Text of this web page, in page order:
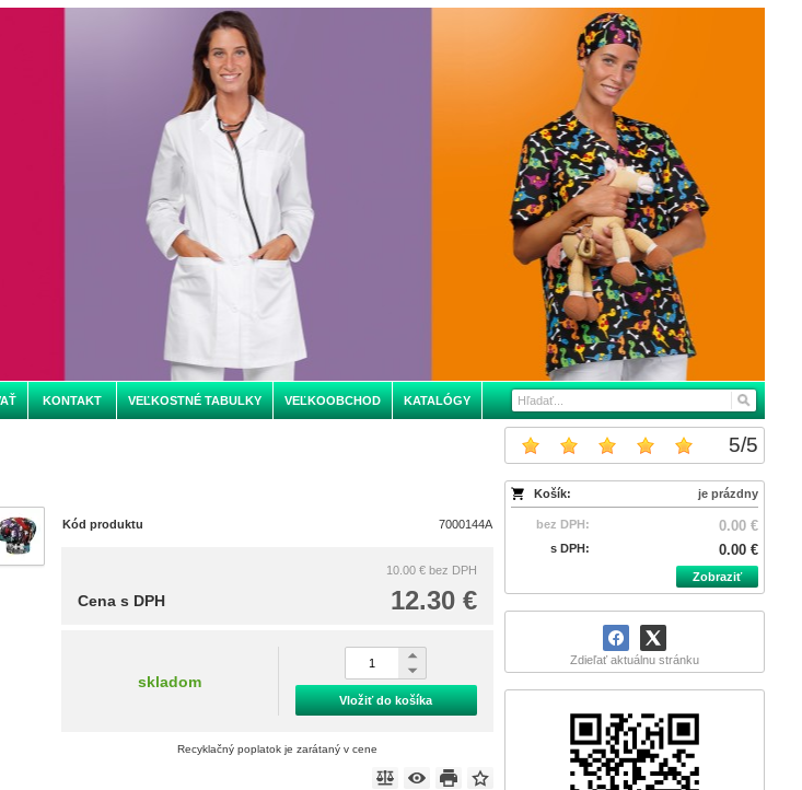
KONTAKT VEĽKOSTNÉ TABULKY VEĽKOOBCHOD KATALÓGY
5/5
Košík: je prázdny
bez DPH: 0.00 €
s DPH: 0.00 €
Zobraziť
Zdieľať aktuálnu stránku
Kód produktu 7000144A
10.00 € bez DPH
12.30 €
Cena s DPH
skladom
Vložiť do košíka
Recyklačný poplatok je zarátaný v cene